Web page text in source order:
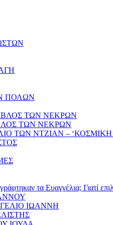
ΠΟΛΩΝ
ΤΩΝ ΝΕΚΡΩΝ
ΤΩΝ ΝΕΚΡΩΝ
ΤΩΝ ΝΤΖΙΑΝ – ‘ΚΟΣΜΙΚΗ
τα Ευαγγέλια; Γιατί
ΙΩΑΝΝΗ